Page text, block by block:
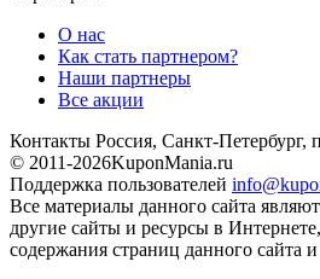
О нас
Как стать партнером?
Наши партнеры
Все акции
Контакты Россия, Санкт-
© 2011-2026KuponMania.ru
Поддержка пользователей
Все материалы данного сайта
другие сайты и ресурсы в
содержания страниц данного сайта